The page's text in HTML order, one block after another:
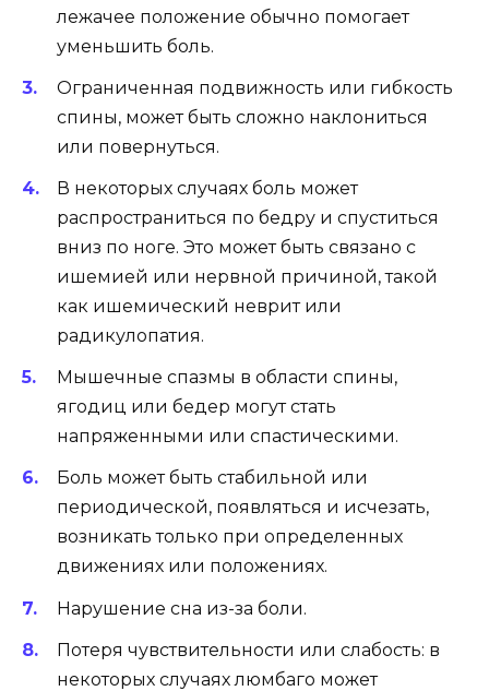
лежачее положение обычно помогает
уменьшить боль.
Ограниченная подвижность или гибкость
спины, может быть сложно наклониться
или повернуться.
В некоторых случаях боль может
распространиться по бедру и спуститься
вниз по ноге. Это может быть связано с
ишемией или нервной причиной, такой
как ишемический неврит или
радикулопатия.
Мышечные спазмы в области спины,
ягодиц или бедер могут стать
напряженными или спастическими.
Боль может быть стабильной или
периодической, появляться и исчезать,
возникать только при определенных
движениях или положениях.
Нарушение сна из-за боли.
Потеря чувствительности или слабость: в
некоторых случаях люмбаго может